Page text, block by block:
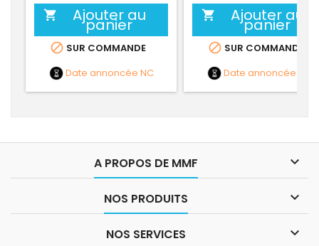
 Ajouter au
panier
 SUR COMMANDE
Date annoncée NC
 Ajouter au
panier
 SUR COMMANDE
Date annoncée
A PROPOS DE MMF 
NOS PRODUITS 
NOS SERVICES 